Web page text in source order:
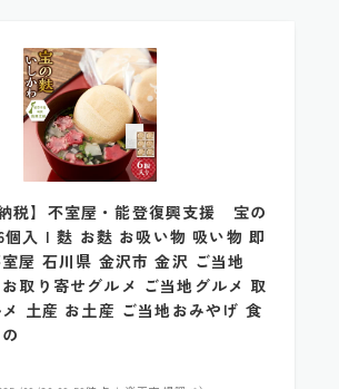
納税】不室屋・能登復興支援 宝の
個入 | 麩 お麩 お吸い物 吸い物 即
屋 石川県 金沢市 金沢 ご当地
取り寄せグルメ ご当地グルメ 取
土産 お土産 ご当地おみやげ 食